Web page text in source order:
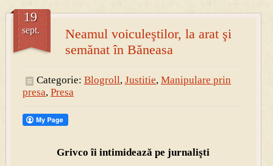
Neamul voiculeştilor, la arat şi
semănat în Băneasa
19
sept.
Categorie: Blogroll, Justitie, Manipulare prin
presa, Presa
Grivco îi intimidează pe jurnalişti